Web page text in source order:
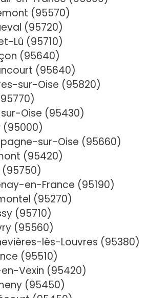
(95570)
(95720)
Lû (95710)
(95640)
(95640)
sur-Oise (95820)
Oise (95430)
(95000)
sur-Oise (95660)
(95420)
en-France (95190)
(95270)
(95710)
(95560)
lès-Louvres (95380)
(95510)
Vexin (95420)
(95450)